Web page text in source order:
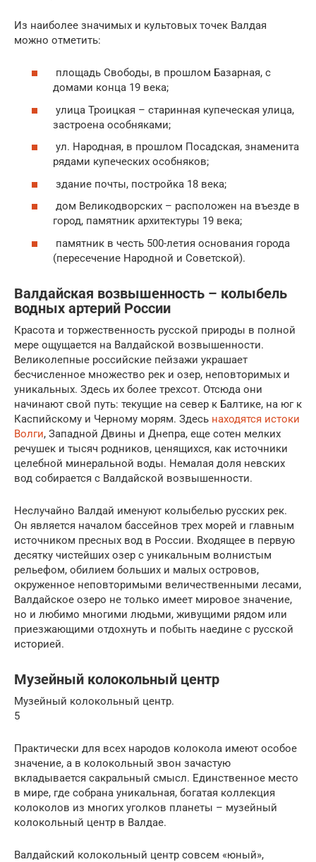
Из наиболее значимых и культовых точек Валдая
можно отметить:
площадь Свободы, в прошлом Базарная, с
домами конца 19 века;
улица Троицкая – старинная купеческая улица,
застроена особняками;
ул. Народная, в прошлом Посадская, знаменита
рядами купеческих особняков;
здание почты, постройка 18 века;
дом Великодворских – расположен на въезде в
город, памятник архитектуры 19 века;
памятник в честь 500-летия основания города
(пересечение Народной и Советской).
Валдайская возвышенность – колыбель
водных артерий России
Красота и торжественность русской природы в полной
мере ощущается на Валдайской возвышенности.
Великолепные российские пейзажи украшает
бесчисленное множество рек и озер, неповторимых и
уникальных. Здесь их более трехсот. Отсюда они
начинают свой путь: текущие на север к Балтике, на юг к
Каспийскому и Черному морям. Здесь находятся истоки
Волги, Западной Двины и Днепра, еще сотен мелких
речушек и тысяч родников, ценящихся, как источники
целебной минеральной воды. Немалая доля невских
вод собирается с Валдайской возвышенности.
Неслучайно Валдай именуют колыбелью русских рек.
Он является началом бассейнов трех морей и главным
источником пресных вод в России. Входящее в первую
десятку чистейших озер с уникальным волнистым
рельефом, обилием больших и малых островов,
окруженное неповторимыми величественными лесами,
Валдайское озеро не только имеет мировое значение,
но и любимо многими людьми, живущими рядом или
приезжающими отдохнуть и побыть наедине с русской
историей.
Музейный колокольный центр
Музейный колокольный центр.
5
Практически для всех народов колокола имеют особое
значение, а в колокольный звон зачастую
вкладывается сакральный смысл. Единственное место
в мире, где собрана уникальная, богатая коллекция
колоколов из многих уголков планеты – музейный
колокольный центр в Валдае.
Валдайский колокольный центр совсем «юный»,